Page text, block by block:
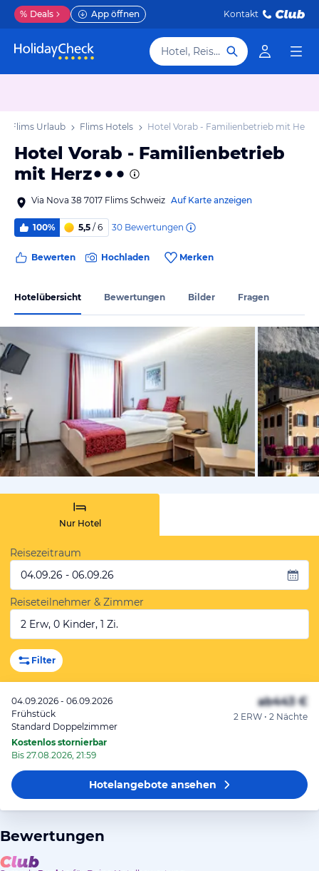
% Deals App öffnen Kontakt
Hotel, Reiseziel
Flims Urlaub Flims Hotels Hotel Vorab - Familienbetrieb mit Herz
Hotel Vorab - Familienbetrieb
mit Herz
Via Nova 38 7017 Flims Schweiz Auf Karte anzeigen
100% 5,5 / 6 30 Bewertungen
Bewerten Hochladen Merken
Hotelübersicht Bewertungen Bilder Fragen
vom
Nur Hotel
Reisezeitraum
04.09.26 - 06.09.26
Reiseteilnehmer & Zimmer
2 Erw, 0 Kinder, 1 Zi.
Filter
04.09.2026 - 06.09.2026
Frühstück
Standard Doppelzimmer
Kostenlos stornierbar
Bis 27.08.2026, 21:59
ab443 €
2 ERW • 2 Nächte
Hotelangeboteansehen
Bewertungen